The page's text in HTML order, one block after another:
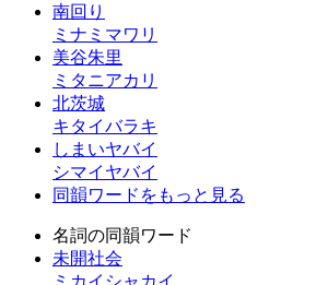
南回り
ミナミマワリ
美谷朱里
ミタニアカリ
北茨城
キタイバラキ
しまいヤバイ
シマイヤバイ
同韻ワードをもっと見る
名詞の同韻ワード
未開社会
ミカイシャカイ